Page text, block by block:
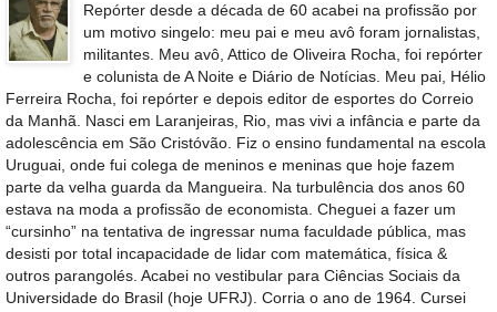
Repórter desde a década de 60 acabei na profissão por
um motivo singelo: meu pai e meu avô foram jornalistas,
militantes. Meu avô, Attico de Oliveira Rocha, foi repórter
e colunista de A Noite e Diário de Notícias. Meu pai, Hélio
Ferreira Rocha, foi repórter e depois editor de esportes do Correio
da Manhã. Nasci em Laranjeiras, Rio, mas vivi a infância e parte da
adolescência em São Cristóvão. Fiz o ensino fundamental na escola
Uruguai, onde fui colega de meninos e meninas que hoje fazem
parte da velha guarda da Mangueira. Na turbulência dos anos 60
estava na moda a profissão de economista. Cheguei a fazer um
“cursinho” na tentativa de ingressar numa faculdade pública, mas
desisti por total incapacidade de lidar com matemática, física &
outros parangolés. Acabei no vestibular para Ciências Sociais da
Universidade do Brasil (hoje UFRJ). Corria o ano de 1964. Cursei